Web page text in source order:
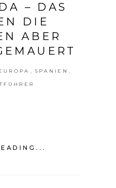
– DAS
DIE
ABER
, SPANIEN ,